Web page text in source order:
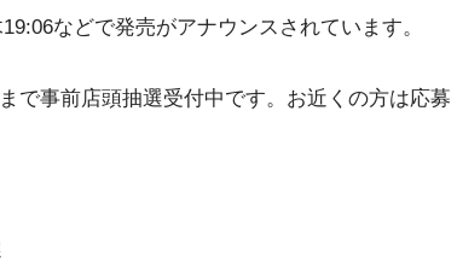
などで発売がアナウンスされています。
で事前店頭抽選受付中です。お近くの方は応募